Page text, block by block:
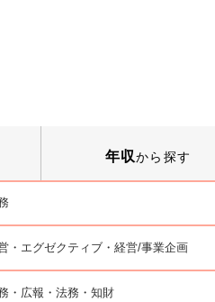
年収から探す
・エグゼクティブ・経営/事業企画
・広報・法務・知財